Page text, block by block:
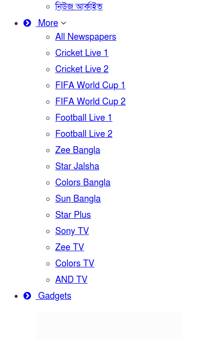
নিউজ আর্কাইভ
More
All Newspapers
Cricket Live 1
Cricket Live 2
FIFA World Cup 1
FIFA World Cup 2
Football Live 1
Football Live 2
Zee Bangla
Star Jalsha
Colors Bangla
Sun Bangla
Star Plus
Sony TV
Zee TV
Colors TV
AND TV
Gadgets